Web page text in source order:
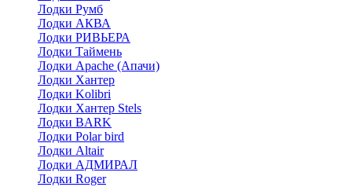
Лодки Румб
Лодки АКВА
Лодки РИВЬЕРА
Лодки Таймень
Лодки Apache (Апачи)
Лодки Хантер
Лодки Kolibri
Лодки Хантер Stels
Лодки BARK
Лодки Polar bird
Лодки Altair
Лодки АДМИРАЛ
Лодки Roger